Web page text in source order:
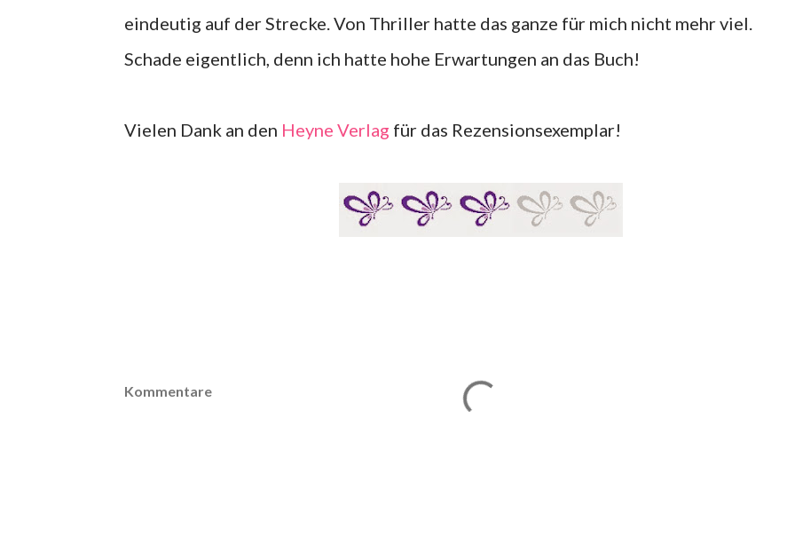
eindeutig auf der Strecke. Von Thriller hatte das ganze für mich nicht mehr viel.
Schade eigentlich, denn ich hatte hohe Erwartungen an das Buch!
Vielen Dank an den Heyne Verlag für das Rezensionsexemplar!
Kommentare